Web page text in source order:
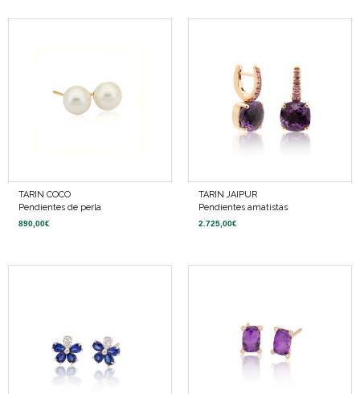
TARIN COCO
Pendientes de perla
890,00€
TARIN JAIPUR
Pendientes amatistas
2.725,00€